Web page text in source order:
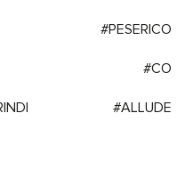
#PESERICO
#CO
#ALLUDE